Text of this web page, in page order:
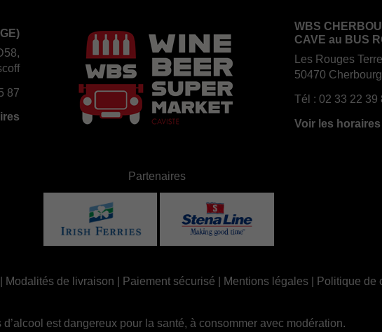
87
WBS
CAVE au BUS
Les Rouges
50470
Tél : 02 33 22 39
Voir les horaires
Partenaires
Modalités de livraison Paiement sécurisé Mentions légales| Politique de
d’alcool est dangereux pour la santé, à consommer avec modération.